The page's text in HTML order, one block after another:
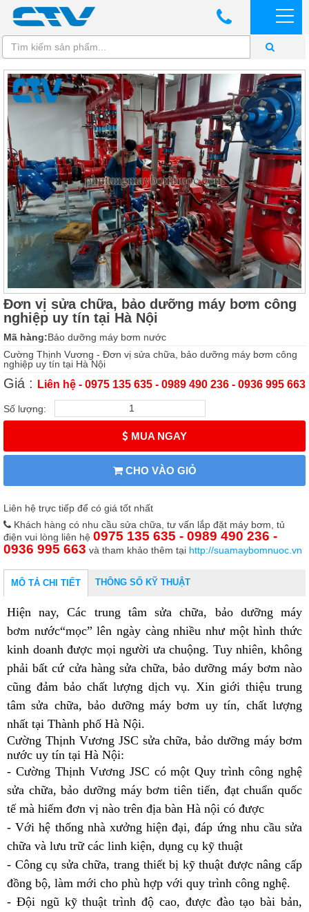
Đơn vị sửa chữa, bảo dưỡng máy bơm công
nghiệp uy tín tại Hà Nội
Mã hàng:Bảo dưỡng máy bơm nước
Cường Thịnh Vương - Đơn vị sửa chữa, bảo dưỡng máy bơm công
nghiệp uy tín tại Hà Nội
Giá : Liên hệ - 0975 135 635 - 0989 490 236 - 0936 995 663
Số lượng:
MUA NGAY
CHO VÀO GIỎ
Liên hệ trực tiếp để có giá tốt nhất
Khách hàng có nhu cầu sửa chữa, tư vấn lắp đặt máy bơm, tủ
điện vui lòng liên hệ 0975 135 635 - 0989 490 236 -
0936 995 663 và tham khảo thêm tại http://suamaybomnuoc.vn
MÔ TẢ CHI TIẾT THÔNG SỐ KỸ THUẬT
Hiện nay, Các trung tâm sửa chữa, bảo dưỡng máy
bơm nước“mọc” lên ngày càng nhiều như một hình thức
kinh doanh được mọi người ưa chuộng. Tuy nhiên, không
phải bất cứ cửa hàng sửa chữa, bảo dưỡng máy bơm nào
cũng đảm bảo chất lượng dịch vụ. Xin giới thiệu trung
tâm sửa chữa, bảo dưỡng máy bơm uy tín, chất lượng
nhất tại Thành phố Hà Nội.
Cường Thịnh Vương JSC sửa chữa, bảo dưỡng máy bơm
nước uy tín tại Hà Nội:
- Cường Thịnh Vương JSC có một Quy trình công nghệ
sửa chữa, bảo dưỡng máy bơm tiên tiến, đạt chuẩn quốc
tế mà hiếm đơn vị nào trên địa bàn Hà nội có được
- Với hệ thống nhà xưởng hiện đại, đáp ứng nhu cầu sửa
chữa và lưu trữ các linh kiện, dụng cụ kỹ thuật
- Công cụ sửa chữa, trang thiết bị kỹ thuật được nâng cấp
đồng bộ, làm mới cho phù hợp với quy trình công nghệ.
- Đội ngũ kỹ thuật trình độ cao, được đào tạo bài bản,